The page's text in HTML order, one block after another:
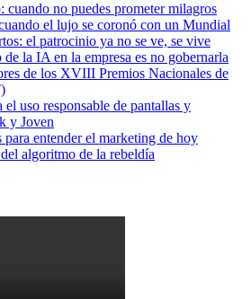
cuando no puedes prometer milagros
el lujo se coronó con un Mundial
el patrocinio ya no se ve, se vive
la IA en la empresa es no gobernarla
de los XVIII Premios Nacionales de
uso responsable de pantallas y
y Joven
para entender el marketing de hoy
algoritmo de la rebeldía